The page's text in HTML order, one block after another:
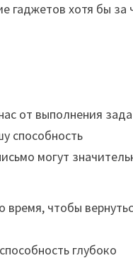
гаджетов хотя бы за
от выполнения
способность
могут
чтобы
глубоко